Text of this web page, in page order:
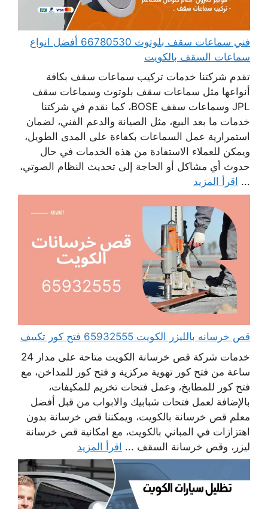
فني سماعات سقف بلوتوث 66780530 أفضل انواع
سماعات السقف بالكويت
تقدم شركتنا خدمات تركيب سماعات سقف بكافة
أنواعها مثل سماعات سقف بلوتوث وسماعات سقف
JPL وسماعات سقف BOSE، كما نقدم في شركتنا
خدمات ما بعد البيع، مثل الصيانة والدعم الفني، لضمان
استمرارية عمل السماعات بكفاءة على المدى الطويل،
ويمكن للعملاء الاستفادة من هذه الخدمات في حال
حدوث أي مشاكل أو الحاجة إلى تحديث النظام الصوتي،
... اقرأ المزيد
قص خرسانه بالليزر الكويت 65932555 فتح كور تكييف
خدمات شركة قص خرسانة الكويت متاحة على مدار 24
ساعة من فتح كور تهوية مركزية و فتح كور للمداخن، مع
فتح كور للمطابخ، وعمل فتحات تخريم للمكيفات،
بالإضافة لعمل فتحات شبابيك والابواب من قبل أفضل
معلم قص خرسانة بالكويت، ويمكننا قص خرسانة بدون
اهتزازات في المباني بالكويت، مع امكانية قص خرسانة
ليزر، وقص خرسانة السقف ... اقرأ المزيد